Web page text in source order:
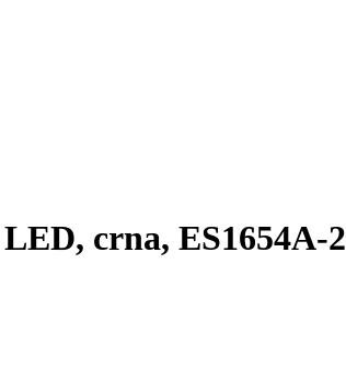
crna, ES1654A-2